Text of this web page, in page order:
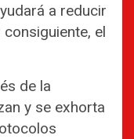
a reducir
el
de la
y se exhorta